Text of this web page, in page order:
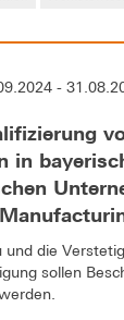
-
in
und die
sollen